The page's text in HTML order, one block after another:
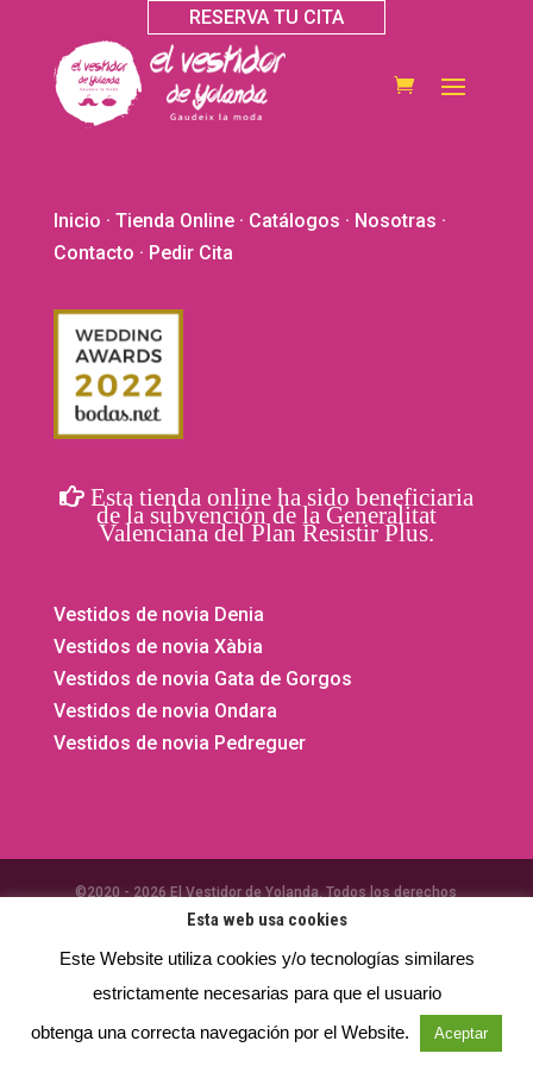
RESERVA TU CITA
Inicio · Tienda Online· Catálogos · Nosotras ·
Contacto · Pedir Cita
Esta tienda online ha sido beneficiaria
de la subvención de la Generalitat
Valenciana del Plan Resistir Plus.
Vestidos de novia Denia
Vestidos de novia Xàbia
Vestidos de novia Gata de Gorgos
Vestidos de novia Ondara
Vestidos de novia Pedreguer
©2020 - 2026 El Vestidor de Yolanda. Todos los derechos
reservados.Privacidad- Aviso legal -
⚡TeamhostStudio
Esta web usa cookies
Este Website utiliza cookies y/o tecnologías similares
estrictamente necesarias para que el usuario
obtenga una correcta navegación por el Website.
Aceptar